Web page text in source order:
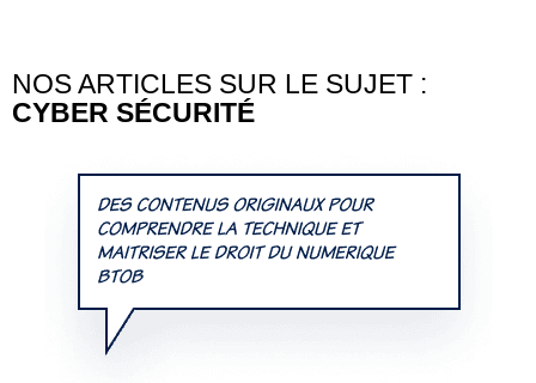
NOS ARTICLES SUR LE SUJET :
CYBER SÉCURITÉ